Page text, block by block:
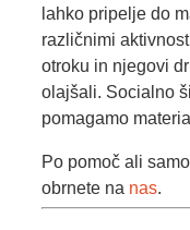
lahko pripelje do
različnimi
otroku in njegovi
olajšali. Socialno
pomagamo
Po pomoč ali
obrnete na nas.